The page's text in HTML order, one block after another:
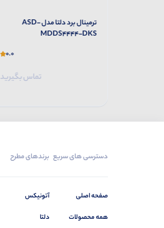
ترمینال برد دلتا مدل ASD-
MDDS4444-DKS
0.0
تماس بگیرید
دسترسی های سریع
صفحه اصلی
همه محصولات
برندهای مطرح
آتونیکس
دلتا